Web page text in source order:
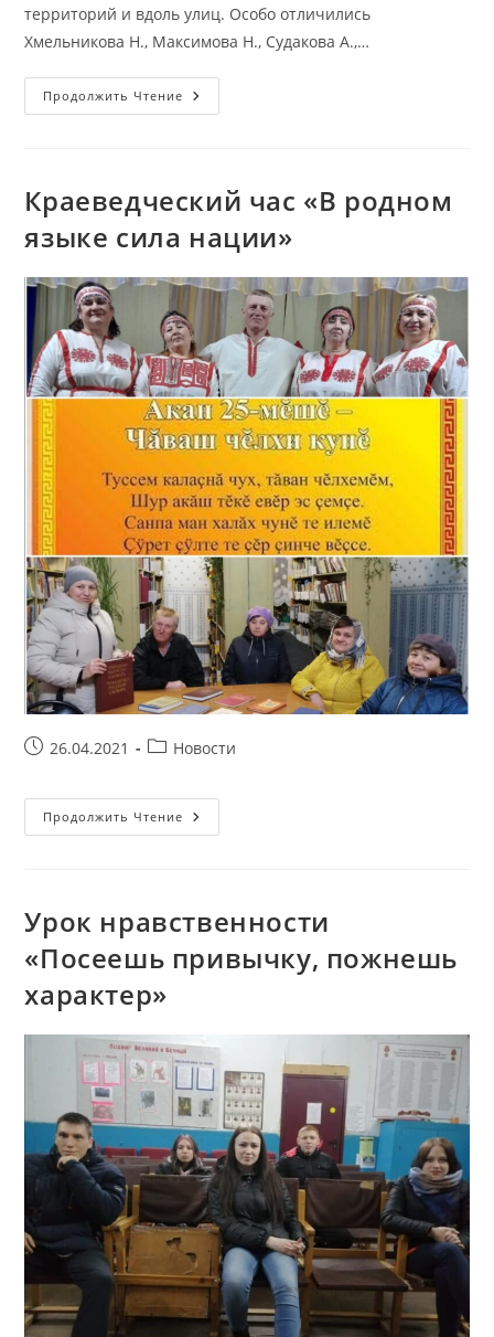
территорий и вдоль улиц. Особо отличились
Хмельникова Н., Максимова Н., Судакова А.,…
Продолжить Чтение Субботник
В
Краеведческий час «В родном
языке сила нации»
Запись26.04.2021
Рубрика
Новости
Продолжить Чтение Краеведческий
Час
Урок нравственности
«Посеешь привычку, пожнешь
характер»